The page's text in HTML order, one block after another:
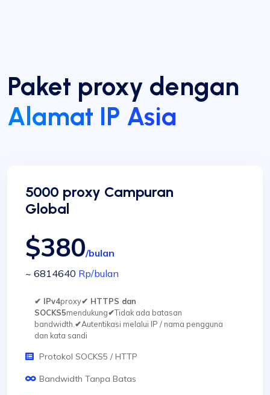
Paket proxy dengan
Alamat IP Asia
5000 proxy Campuran
Global
$380/bulan
~ 6814640 Rp/bulan
✔ IPv4proxy✔ HTTPS dan
SOCKS5mendukung✔Tidak ada batasan
bandwidth.✔Autentikasi melalui IP / nama pengguna
dan kata sandi
Protokol SOCKS5 / HTTP
Bandwidth Tanpa Batas